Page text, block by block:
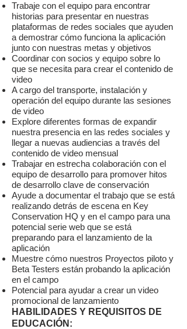
Trabaje con el equipo para encontrar
historias para presentar en nuestras
plataformas de redes sociales que ayuden
a demostrar cómo funciona la aplicación
junto con nuestras metas y objetivos
Coordinar con socios y equipo sobre lo
que se necesita para crear el contenido de
video
A cargo del transporte, instalación y
operación del equipo durante las sesiones
de video
Explore diferentes formas de expandir
nuestra presencia en las redes sociales y
llegar a nuevas audiencias a través del
contenido de video mensual
Trabajar en estrecha colaboración con el
equipo de desarrollo para promover hitos
de desarrollo clave de conservación
Ayude a documentar el trabajo que se está
realizando detrás de escena en Key
Conservation HQ y en el campo para una
potencial serie web que se está
preparando para el lanzamiento de la
aplicación
Muestre cómo nuestros Proyectos piloto y
Beta Testers están probando la aplicación
en el campo
Potencial para ayudar a crear un video
promocional de lanzamiento
HABILIDADES Y REQUISITOS DE
EDUCACIÓN: